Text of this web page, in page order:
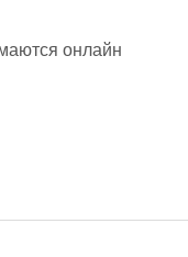
онлайн